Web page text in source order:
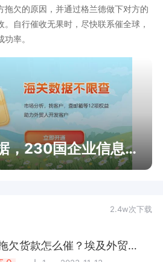
拖欠的原因，并通过格兰德做下对方的
自行催收无果时，尽快联系催全球，
率。
30国海关数据，230国企业信息查询
2.4w次下载
埃及客户拖欠货款怎么催？埃及外贸欠款催收技巧及成功案例